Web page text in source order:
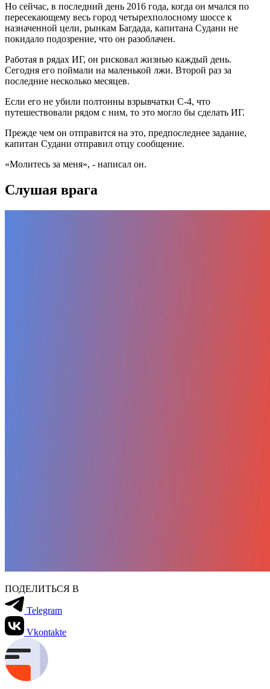
Но сейчас, в последний день 2016 года, когда он мчался по
пересекающему весь город четырехполосному шоссе к
назначенной цели, рынкам Багдада, капитана Судани не
покидало подозрение, что он разоблачен.
Работая в рядах ИГ, он рисковал жизнью каждый день.
Сегодня его поймали на маленькой лжи. Второй раз за
последние несколько месяцев.
Если его не убили полтонны взрывчатки С-4, что
путешествовали рядом с ним, то это могло бы сделать ИГ.
Прежде чем он отправится на это, предпоследнее задание,
капитан Судани отправил отцу сообщение.
«Молитесь за меня», - написал он.
Слушая врага
ПОДЕЛИТЬСЯ В
Telegram
Vkontakte